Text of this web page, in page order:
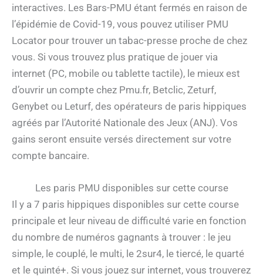
interactives. Les Bars-PMU étant fermés en raison de
l’épidémie de Covid-19, vous pouvez utiliser PMU
Locator pour trouver un tabac-presse proche de chez
vous. Si vous trouvez plus pratique de jouer via
internet (PC, mobile ou tablette tactile), le mieux est
d’ouvrir un compte chez Pmu.fr, Betclic, Zeturf,
Genybet ou Leturf, des opérateurs de paris hippiques
agréés par l’Autorité Nationale des Jeux (ANJ). Vos
gains seront ensuite versés directement sur votre
compte bancaire.
Les paris PMU disponibles sur cette course
Il y a 7 paris hippiques disponibles sur cette course
principale et leur niveau de difficulté varie en fonction
du nombre de numéros gagnants à trouver : le jeu
simple, le couplé, le multi, le 2sur4, le tiercé, le quarté
et le quinté+. Si vous jouez sur internet, vous trouverez